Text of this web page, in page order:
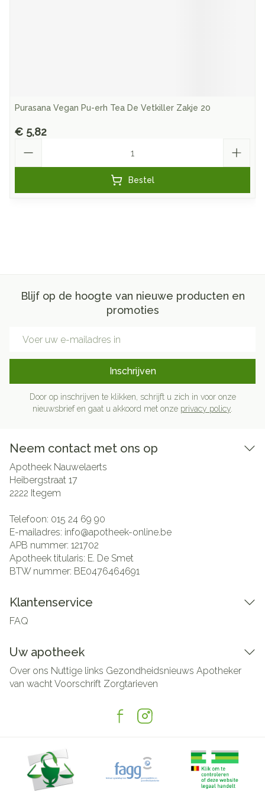
Purasana Vegan Pu-erh Tea De Vetkiller Zakje 20
€ 5,82
Bestel
Blijf op de hoogte van nieuwe producten en
promoties
Inschrijven
Door op inschrijven te klikken, schrijft u zich in voor onze
nieuwsbrief en gaat u akkoord met onze privacy policy
Neem contact met ons op
Apotheek Nauwelaerts
Heibergstraat 17
2222 Itegem
Telefoon: 015 24 69 90
E-mailadres: info@apotheek-online.be
APB nummer: 121702
Apotheek titularis: E. De Smet
BTW nummer: BE0476464691
Klantenservice
FAQ
Uw apotheek
Over ons Nuttige links Gezondheidsnieuws Apotheker
van wachtVoorschrift Zorgtarieven